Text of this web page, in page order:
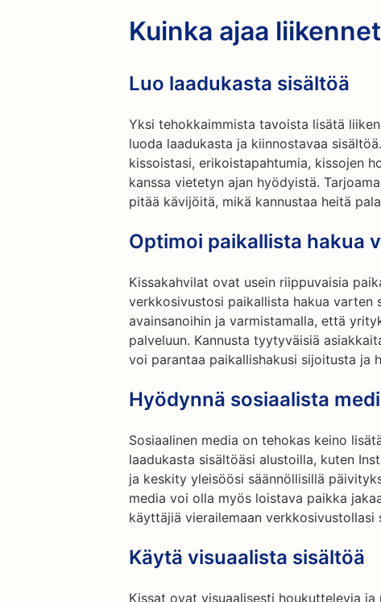
Kuinka ajaa
Luo laadukasta sisältöä
Yksi tehokkaimmista tavoista lisätä
luoda laadukasta ja kiinnostavaa
kissoistasi, erikoistapahtumia, kissojen
kanssa vietetyn ajan hyödyistä.
pitää kävijöitä, mikä kannustaa heitä
Optimoi paikallista hakua
Kissakahvilat ovat usein riippuvaisia
verkkosivustosi paikallista hakua varten
avainsanoihin ja varmistamalla, että
palveluun. Kannusta tyytyväisiä
voi parantaa paikallishakusi sijoitusta ja
Hyödynnä sosiaalista
Sosiaalinen media on tehokas keino
laadukasta sisältöäsi alustoilla, kuten
ja keskity yleisöösi säännöllisillä
media voi olla myös loistava paikka
käyttäjiä vierailemaan verkkosivustollasi
Käytä visuaalista sisältöä
Kissat ovat visuaalisesti houkuttelevia ja